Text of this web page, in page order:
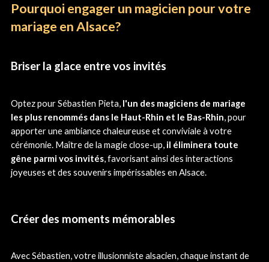
Pourquoi engager un magicien pour votre
mariage en Alsace?
Briser la glace entre vos invités
Optez pour Sébastien Pieta, l'un des magiciens de mariage
les plus renommés dans le Haut-Rhin et le Bas-Rhin, pour
apporter une ambiance chaleureuse et conviviale à votre
cérémonie. Maître de la magie close-up, il éliminera toute
gêne parmi vos invités, favorisant ainsi des interactions
joyeuses et des souvenirs impérissables en Alsace.
Créer des moments mémorables
Avec Sébastien, votre illusionniste alsacien, chaque instant de